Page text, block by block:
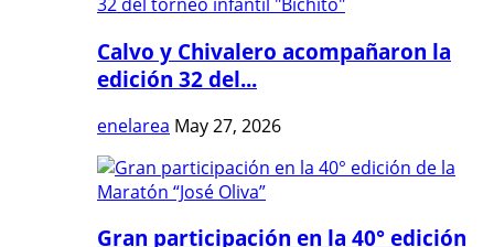
Calvo y Chivalero acompañaron la
edición 32 del...
enelarea May 27, 2026
Gran participación en la 40° edición